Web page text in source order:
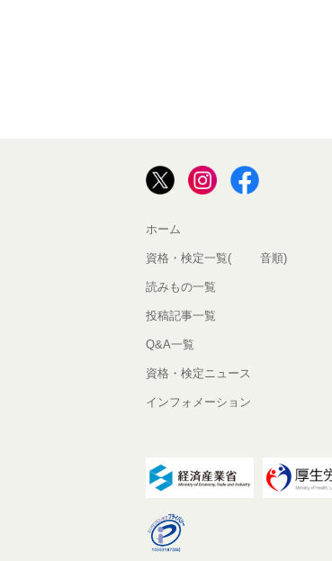
ホーム
資格・検定一覧(50音順)
読みもの一覧
投稿記事一覧
Q&A一覧
資格・検定ニュース
インフォメーション